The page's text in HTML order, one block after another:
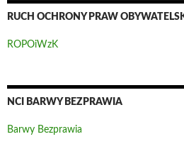
RUCH OCHRONY PRAW
ROPOiWzK
NCI BARWY BEZPRAWIA
Barwy Bezprawia